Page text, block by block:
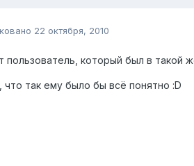
22 октября, 2010
пользователь, который был в такой
что так ему было бы всё понятно :D